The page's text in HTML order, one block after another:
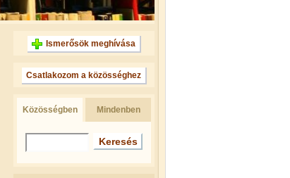
Ismerősök meghívása
Csatlakozom a közösséghez
Közösségben Mindenben